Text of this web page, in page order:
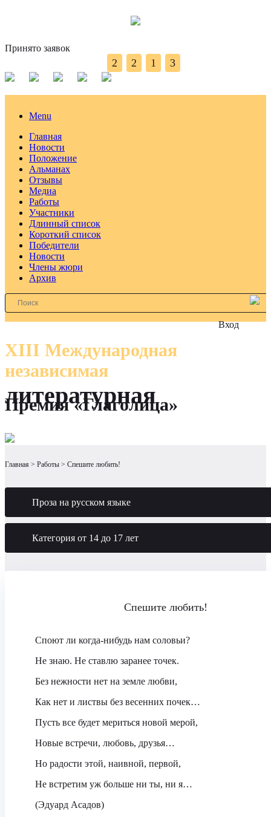
Принято заявок
2 2 1 3
Menu
Главная
Новости
Положение
Альманах
Отзывы
Медиа
Работы
Участники
Длинный список
Короткий список
Победители
Новости
Члены жюри
Архив
Вход
XIII Международная
независимая
литературная
Премия «Глаголица»
Главная Работы Спешите любить!
Проза на русском языке
Категория от 14 до 17 лет
Спешите любить!
Споют ли когда-нибудь нам соловьи?
Не знаю. Не ставлю заранее точек.
Без нежности нет на земле любви,
Как нет и листвы без весенних почек…
Пусть все будет мериться новой мерой,
Новые встречи, любовь, друзья…
Но радости этой, наивной, первой,
Не встретим уж больше ни ты, ни я…
(Эдуард Асадов)